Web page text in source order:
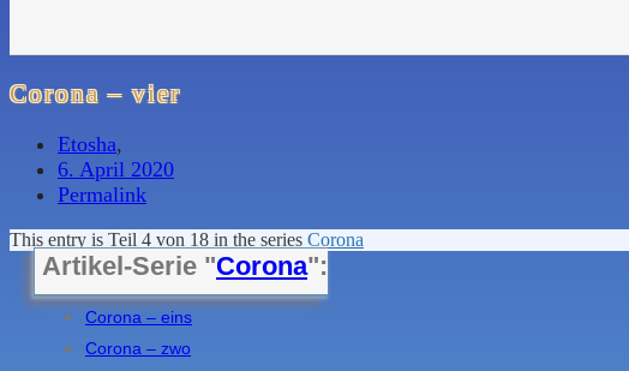
Corona – vier
Etosha,
6. April 2020
Permalink
This entry is Teil 4 von 18 in the series Corona
Artikel-Serie "Corona":
Corona – eins
Corona – zwo